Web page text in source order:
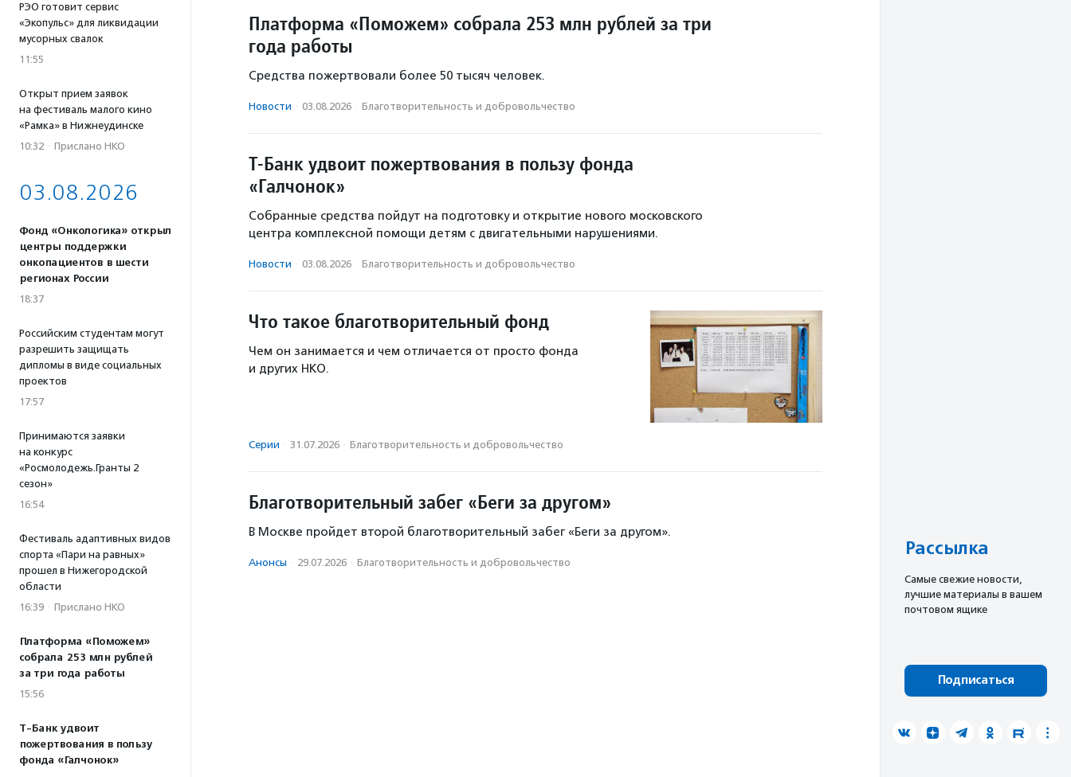
РЭО готовит сервис
«Экопульс» для ликвидации
мусорных свалок
11:55
Открыт прием заявок
на фестиваль малого кино
«Рамка» в Нижнеудинске
10:32 · Прислано НКО
03.08.2026
Фонд «Онкологика» открыл
центры поддержки
онкопациентов в шести
регионах России
18:37
Российским студентам могут
разрешить защищать
дипломы в виде социальных
проектов
17:57
Принимаются заявки
на конкурс
«Росмолодежь.Гранты 2
сезон»
16:54
Фестиваль адаптивных видов
спорта «Пари на равных»
прошел в Нижегородской
области
16:39 · Прислано НКО
Платформа «Поможем»
собрала 253 млн рублей
за три года работы
15:56
Т-Банк удвоит
пожертвования в пользу
фонда «Галчонок»
Платформа «Поможем» собрала 253 млн рублей за три
года работы
Средства пожертвовали более 50 тысяч человек.
Новости · 03.08.2026 · Благотвори­тель­ность и доброволь­чест­во
Т-Банк удвоит пожертвования в пользу фонда
«Галчонок»
Собранные средства пойдут на подготовку и открытие нового московского
центра комплексной помощи детям с двигательными нарушениями.
Новости · 03.08.2026 · Благотвори­тель­ность и доброволь­чест­во
Что такое благотворительный фонд
Чем он занимается и чем отличается от просто фонда
и других НКО.
Серии · 31.07.2026 · Благотвори­тель­ность и доброволь­чест­во
Благотворительный забег «Беги за другом»
В Москве пройдет второй благотворительный забег «Беги за другом».
Анонсы · 29.07.2026 · Благотвори­тель­ность и доброволь­чест­во
Рассылка
Cамые свежие новости,
лучшие материалы в вашем
почтовом ящике
Подписаться